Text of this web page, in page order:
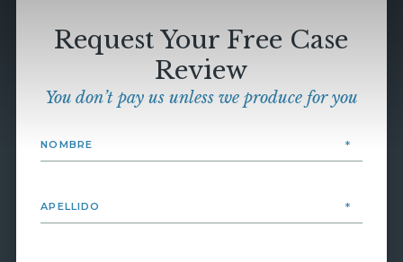
Request Your Free Case
Review
You don’t pay us unless we produce for you